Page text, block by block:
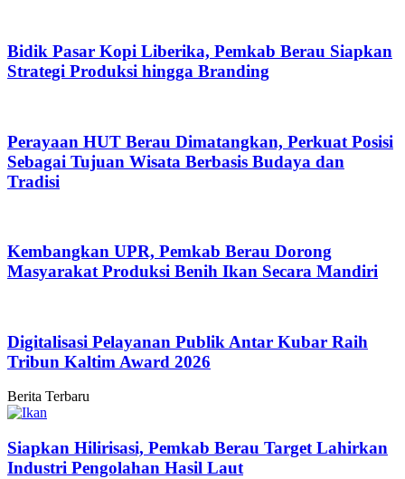
Bidik Pasar Kopi Liberika, Pemkab Berau Siapkan
Strategi Produksi hingga Branding
Perayaan HUT Berau Dimatangkan, Perkuat Posisi
Sebagai Tujuan Wisata Berbasis Budaya dan
Tradisi
Kembangkan UPR, Pemkab Berau Dorong
Masyarakat Produksi Benih Ikan Secara Mandiri
Digitalisasi Pelayanan Publik Antar Kubar Raih
Tribun Kaltim Award 2026
Berita Terbaru
Siapkan Hilirisasi, Pemkab Berau Target Lahirkan
Industri Pengolahan Hasil Laut